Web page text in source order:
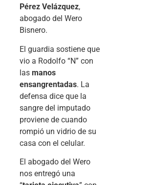
Pérez Velázquez,
abogado del Wero
Bisnero.
El guardia sostiene que
vio a Rodolfo “N” con
las manos
ensangrentadas. La
defensa dice que la
sangre del imputado
proviene de cuando
rompió un vidrio de su
casa con el celular.
El abogado del Wero
nos entregó una